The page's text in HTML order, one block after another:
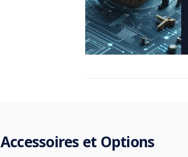
Accessoires et Options